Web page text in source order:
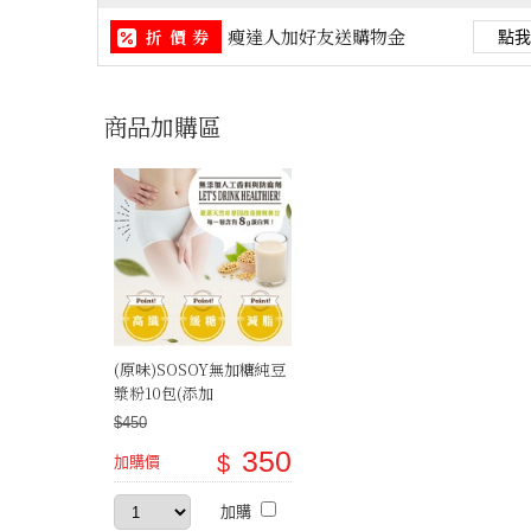
折 價 券 瘦達人加好友送購物金 點
商品加購區
(原味)SOSOY無加糖純豆
漿粉10包(添加
Fibersol®-2專利水溶性
$450
加購價 $ 350
加購